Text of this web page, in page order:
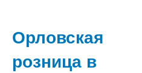
Орловская
розница в